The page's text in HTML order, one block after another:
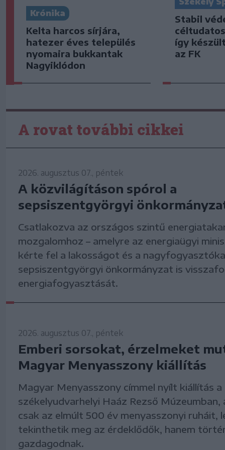
Krónika
Kelta harcos sírjára,
hatezer éves település
nyomaira bukkantak
Nagyiklódon
Stabil
így
az FK
A rovat további cikkei
2026. augusztus 07., péntek
A közvilágításon spórol a
sepsiszentgyörgyi
Csatlakozva az országos szintű
mozgalomhoz – amelyre az energiaügyi
kérte fel a lakosságot és a
sepsiszentgyörgyi önkormányzat is
energiafogyasztását.
2026. augusztus 07., péntek
Emberi sorsokat, érzelmeket
Magyar Menyasszony kiállítás
Magyar Menyasszony címmel nyílt kiállítás a
székelyudvarhelyi Haáz Rezső Múzeumban,
csak az elmúlt 500 év menyasszonyi ruháit,
tekinthetik meg az érdeklődők, hanem
gazdagodnak.